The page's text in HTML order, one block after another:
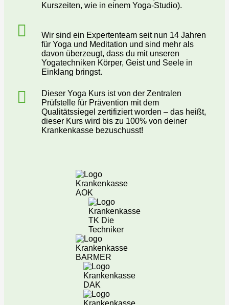
Kurszeiten, wie in einem Yoga-Studio).
Wir sind ein Expertenteam seit nun 14 Jahren
für Yoga und Meditation und sind mehr als
davon überzeugt, dass du mit unseren
Yogatechniken Körper, Geist und Seele in
Einklang bringst.
Dieser Yoga Kurs ist von der Zentralen
Prüfstelle für Prävention mit dem
Qualitätssiegel zertifiziert worden – das heißt,
dieser Kurs wird bis zu 100% von deiner
Krankenkasse bezuschusst!